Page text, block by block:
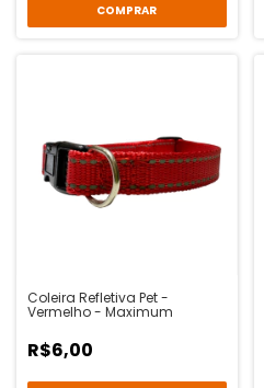
COMPRAR
Coleira Refletiva Pet -
Vermelho - Maximum
R$6,00